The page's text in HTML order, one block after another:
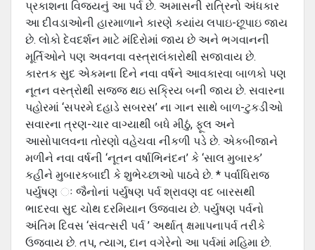
પ્રકાશના વિજયનું આ પર્વ છે. અમાસની રાત્રિનો અંધકાર
આ દીવડાઓની હારમાળાને કારણે કયાંય લપાઇ-છૂપાઇ જાય
છે. લોકો દેવદર્શન માટે મંદિરોમાં જાય છે અને ભગવાનની
મૂર્તિઓને પણ અવનવા વસ્ત્રાલંકારોથી સજાવાય છે.
કારતક સુદ એકમના દિને નવા વર્ષને આવકારવા બાળકો પણ
નૂતન વસ્ત્રોથી સજજ થઇ સક્રિય બની જાય છે. સવારના
પહોરમાં ‘સપરમે દહાડે સબરસ’ ના ગાન સાથે બાળ-ટુકડીઓ
સવારના ત્રણ-ચાર વાગ્યાથી બધે મીઠું, ફૂલ અને
આસોપાલવના તોરણો વહેચવા નીકળી પડે છે. એકબીજાને
મળીને નવા વર્ષની ‘નૂતન વર્ષાભિનંદન’ કે ‘સાલ મુબારક’
કહીને મુબારકબાદી કે શુભેચ્છાઓ પાઠવે છે. * પર્વાધિરાજ
પર્યુષણ ઃ જૈનોનાં પર્યુષણ પર્વ શ્રાવણ વદ બારસથી
ભાદરવા સુદ ચોથ દરમિયાન ઉજવાય છે. પર્યુષણ પર્વનો
અંતિમ દિવસ ‘સંવત્સરી પર્વ ’ અર્થાત્ ક્ષમાપનાપર્વ તરીકે
ઉજવાય છે. તપ, ત્યાગ, દાન વગેરેનો આ પર્વમાં મહિમા છે.